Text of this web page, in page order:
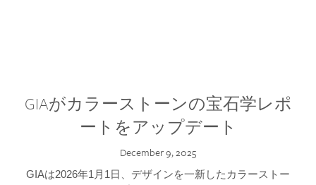
GIAがカラーストーンの宝石学レポ
ートをアップデート
December 9, 2025
GIAは2026年1月1日、デザインを一新したカラーストー